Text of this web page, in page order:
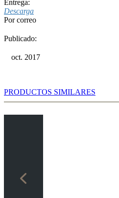
Entrega:
Descarga
Por correo
Publicado:
oct. 2017
PRODUCTOS SIMILARES